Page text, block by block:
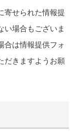
寄せられた情報提
い場合もございま
合は情報提供フォ
だきますようお願